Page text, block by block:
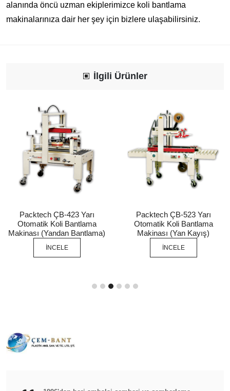
alanında öncü uzman ekiplerimizce koli bantlama
makinalarınıza dair her şey için bizlere ulaşabilirsiniz.
İlgili Ürünler
Packtech ÇB-423 Yarı
Otomatik Koli Bantlama
Makinası (Yandan Bantlama)
İNCELE
Packtech ÇB-523 Yarı
Otomatik Koli Bantlama
Makinası (Yan Kayış)
İNCELE